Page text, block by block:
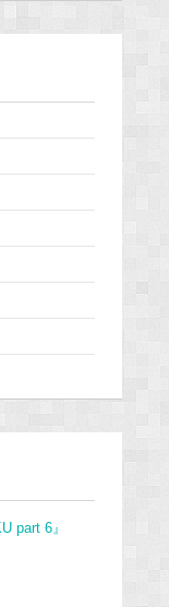
part 6』